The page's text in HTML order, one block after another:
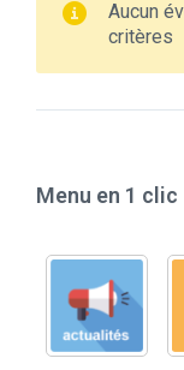
Aucun
critères
Menu en 1 clic